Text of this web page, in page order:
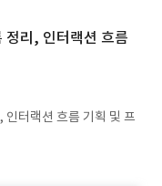
정리, 인터랙션 흐름
인터랙션 흐름 기획 및 프